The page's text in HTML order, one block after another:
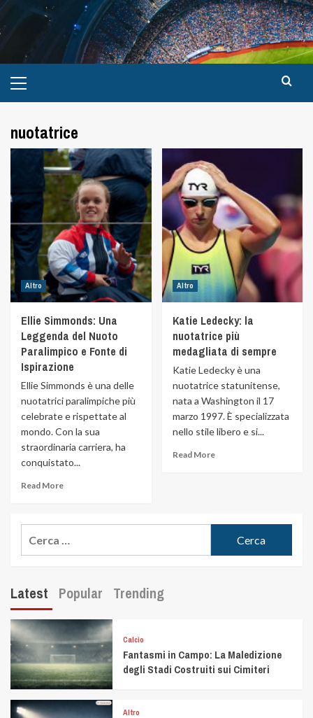
nuotatrice
Altro
Ellie Simmonds: Una
Leggenda del Nuoto
Paralimpico e Fonte di
Ispirazione
Ellie Simmonds è una delle
nuotatrici paralimpiche più
celebrate e rispettate al
mondo. Con la sua
straordinaria carriera, ha
conquistato...
Read More
Altro
Katie Ledecky: la
nuotatrice più
medagliata di sempre
Katie Ledecky è una
nuotatrice statunitense,
nata a Washington il 17
marzo 1997. È specializzata
nello stile libero e si...
Read More
Latest Popular Trending
Calcio
Fantasmi in Campo: La Maledizione
degli Stadi Costruiti sui Cimiteri
Altro